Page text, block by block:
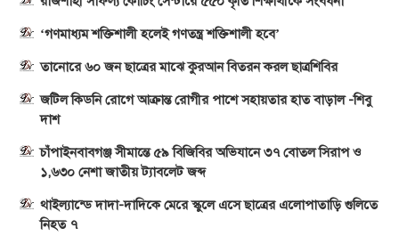
‘গণমাধ্যম শক্তিশালী হলেই গণতন্ত্র শক্তিশালী হবে’
তানোরে ৬০ জন ছাত্রের মাঝে কুরআন বিতরন করল ছাত্রশিবির
জটিল কিডনি রোগে আক্রান্ত রোগীর পাশে সহায়তার হাত বাড়াল -শিবু
দাশ
চাঁপাইনবাবগঞ্জ সীমান্তে ৫৯ বিজিবির অভিযানে ৩৭ বোতল সিরাপ ও
১,৬৩০ নেশা জাতীয় ট্যাবলেট জব্দ
থাইল্যান্ডে দাদা-দাদিকে মেরে স্কুলে এসে ছাত্রের এলোপাতাড়ি গুলিতে
নিহত ৭